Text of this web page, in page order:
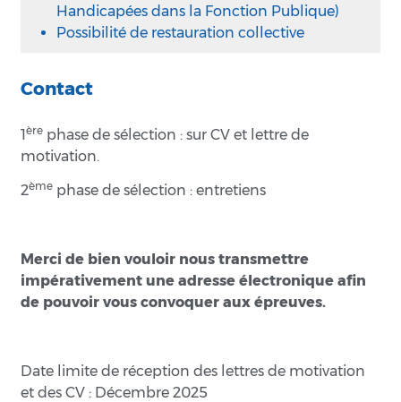
Handicapées dans la Fonction Publique)
Possibilité de restauration collective
Contact
1ère phase de sélection : sur CV et lettre de
motivation.
2ème phase de sélection : entretiens
Merci de bien vouloir nous transmettre
impérativement une adresse électronique afin
de pouvoir vous convoquer aux épreuves.
Date limite de réception des lettres de motivation
et des CV : Décembre 2025